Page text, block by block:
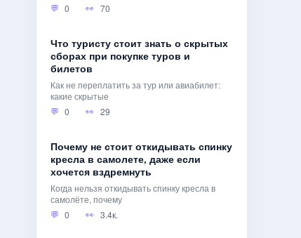
0
70
Что туристу стоит знать о скрытых
сборах при покупке туров и
билетов
Как не переплатить за тур или авиабилет:
какие скрытые
0
29
Почему не стоит откидывать спинку
кресла в самолете, даже если
хочется вздремнуть
Когда нельзя откидывать спинку кресла в
самолёте, почему
0
3.4к.